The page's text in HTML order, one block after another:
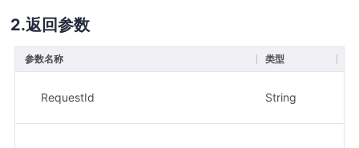
返回参数
参数名称 类型
RequestId String